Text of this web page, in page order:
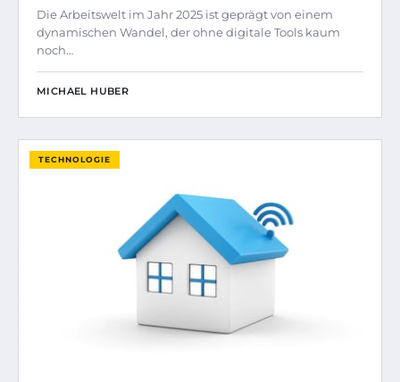
Die Arbeitswelt im Jahr 2025 ist geprägt von einem
dynamischen Wandel, der ohne digitale Tools kaum
noch…
MICHAEL HUBER
TECHNOLOGIE